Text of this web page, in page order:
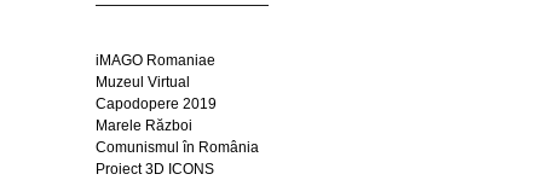
iMAGO Romaniae
Muzeul Virtual
Capodopere 2019
Marele Război
Comunismul în România
Proiect 3D ICONS